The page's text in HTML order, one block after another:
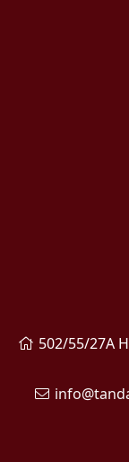
502/55/27A